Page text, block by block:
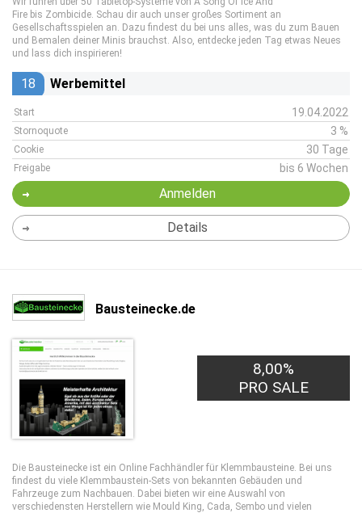
Fire bis Zombicide. Schau dir auch unser großes Sortiment an
Gesellschaftsspielen an. Dazu findest du bei uns alles, was du zum Bauen
und Bemalen deiner Minis brauchst. Also, entdecke jeden Tag etwas Neues
und lass dich inspirieren!
18 Werbemittel
Start 19.04.2022
Stornoquote 3 %
Cookie 30 Tage
Freigabe bis 6 Wochen
Anmelden
Details
Bausteinecke.de
8,00%
PRO SALE
Die Bausteinecke ist ein Online Fachhändler für Klemmbausteine. Bei uns
findest du viele Klemmbaustein-Sets von bekannten Gebäuden und
Fahrzeuge zum Nachbauen. Dabei bieten wir eine Auswahl von
verschiedensten Herstellern wie Mould King, Cada, Sembo und vielen